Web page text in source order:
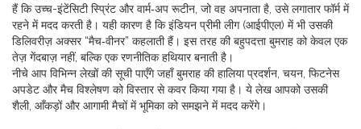
हैं कि उच्च-इंटेंसिटी स्प्रिंट और वार्म‑अप रूटीन, जो वह अपनाता है, उसे लगातार फॉर्म में
रहने में मदद करती है। यही कारण है कि इंडियन प्रीमी लीग (आईपीएल) में भी उसकी
डिलिवरीज़ अक्सर “मैच‑वीनर” कहलाती हैं। इस तरह की बहुपदत्ता बुमराह को केवल एक
तेज़ गेंदबाज़ नहीं, बल्कि एक रणनीतिक हथियार बनाती है।
नीचे आप विभिन्न लेखों की सूची पाएँगे जहाँ बुमराह की हालिया प्रदर्शन, चयन, फिटनेस
अपडेट और मैच विश्लेषण को विस्तार से कवर किया गया है। ये लेख आपको उसकी
शैली, आँकड़ों और आगामी मैचों में भूमिका को समझने में मदद करेंगे।